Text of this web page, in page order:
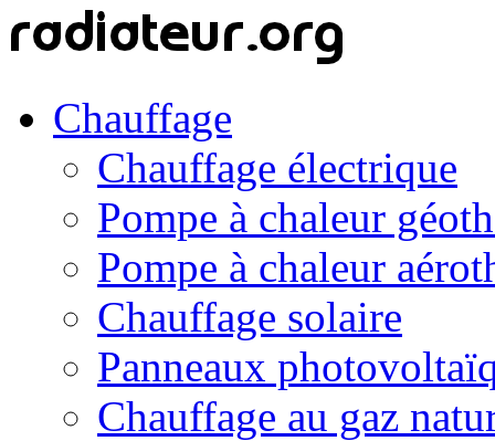
Chauffage
Chauffage électrique
Pompe à chaleur
Pompe à chaleur
Chauffage solaire
Panneaux
Chauffage au gaz